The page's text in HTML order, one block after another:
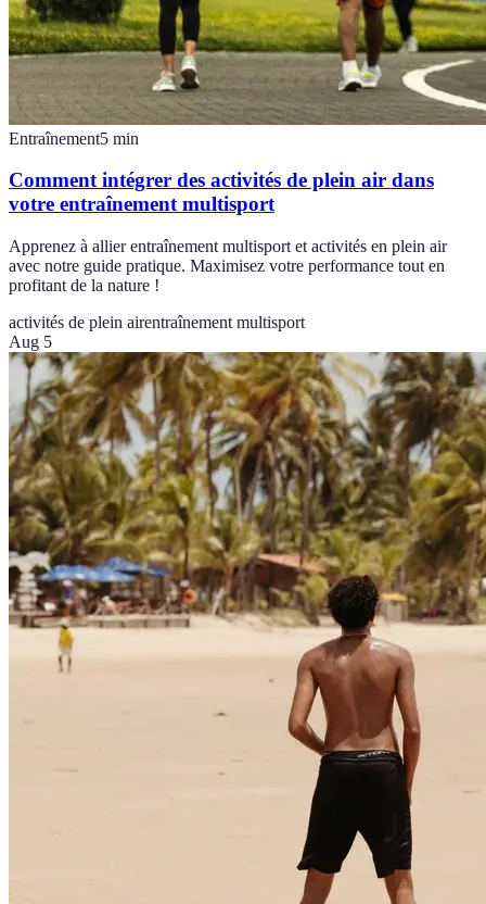
Entraînement5 min
Comment intégrer des activités de plein air dans
votre entraînement multisport
Apprenez à allier entraînement multisport et activités en plein air
avec notre guide pratique. Maximisez votre performance tout en
profitant de la nature !
activités de plein airentraînement multisport
Aug 5